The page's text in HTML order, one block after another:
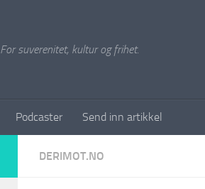
For suverenitet, kultur og frihet.
Podcaster Send inn artikkel
DERIMOT.NO